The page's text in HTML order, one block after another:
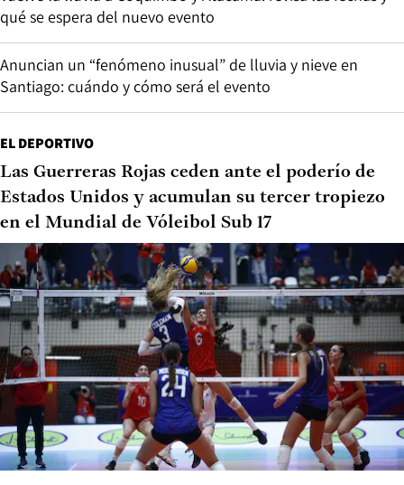
qué se espera del nuevo evento
Anuncian un “fenómeno inusual” de lluvia y nieve en
Santiago: cuándo y cómo será el evento
EL DEPORTIVO
Las Guerreras Rojas ceden ante el poderío de
Estados Unidos y acumulan su tercer tropiezo
en el Mundial de Vóleibol Sub 17